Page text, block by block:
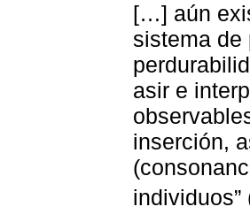
[…] aún
sistema de
asir e
inserción,
individuos”